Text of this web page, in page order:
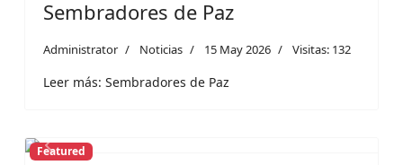
Sembradores de Paz
Administrator Noticias 15 May 2026 Visitas: 132
Leer más: Sembradores de Paz
Previous
Featured